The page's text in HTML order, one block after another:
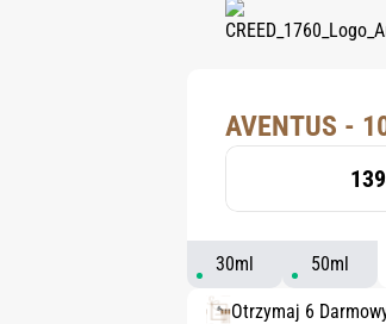
AVENTUS -
30ml 50ml
Otrzymaj 6